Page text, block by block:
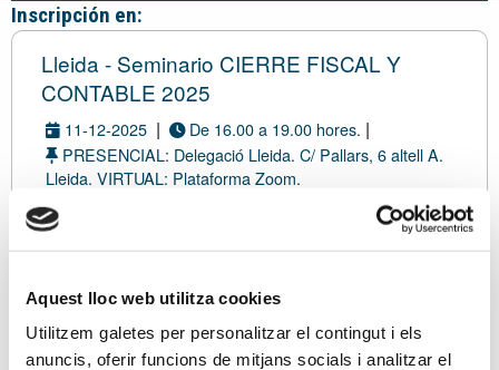
Aquest lloc web utilitza cookies
Utilitzem galetes per personalitzar el contingut i els
anuncis, oferir funcions de mitjans socials i analitzar el
Inscripción en:
Lleida - Seminario CIERRE FISCAL Y
CONTABLE 2025
11-12-2025 | De 16.00 a 19.00 hores. |
PRESENCIAL: Delegació Lleida. C/ Pallars, 6 altell A.
Lleida. VIRTUAL: Plataforma Zoom.
|
DATOS TARIFA ASISTENTES RESUMENCONFIRMACIÓN